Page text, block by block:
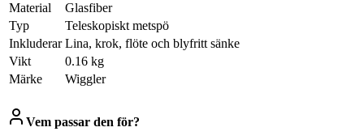
Material
Glasfiber
Typ
Teleskopiskt metspö
Inkluderar Lina, krok, flöte och blyfritt sänke
Vikt
0.16 kg
Märke
Wiggler
Vem passar den för?